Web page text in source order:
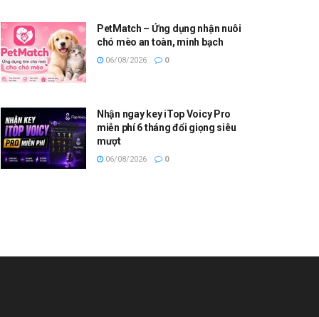
PetMatch – Ứng dụng nhận nuôi
chó mèo an toàn, minh bạch
06/08/2026 0
Nhận ngay key iTop Voicy Pro
miễn phí 6 tháng đổi giọng siêu
mượt
06/08/2026 0